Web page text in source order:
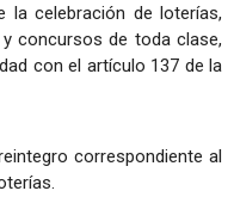
la celebración de loterías,
concursos de toda clase,
con el artículo 137 de la
correspondiente al